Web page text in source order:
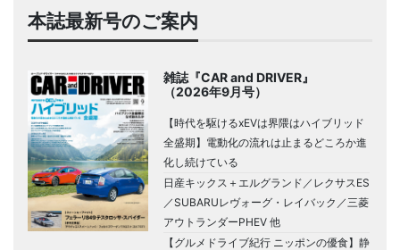
本誌最新号のご案内
雑誌『CAR and DRIVER』
（2026年9月号）
【時代を駆けるxEVは界隈はハイブリッド
全盛期】電動化の流れは止まるどころか進
化し続けている
日産キックス＋エルグランド／レクサスES
／SUBARUレヴォーグ・レイバック／三菱
アウトランダーPHEV 他
【グルメドライブ紀行 ニッポンの優食】静